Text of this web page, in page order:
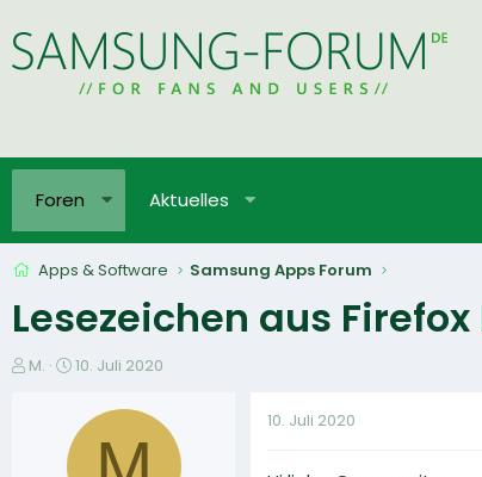
Foren Aktuelles
Apps & Software Samsung Apps Forum
Lesezeichen aus
E
M.
E
t
10. Juli 2020
10. Juli 2020